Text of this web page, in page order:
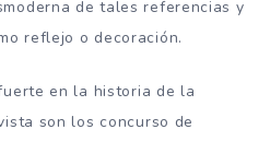
de tales referencias y
reflejo o decoración.
en la historia de la
son los concurso de